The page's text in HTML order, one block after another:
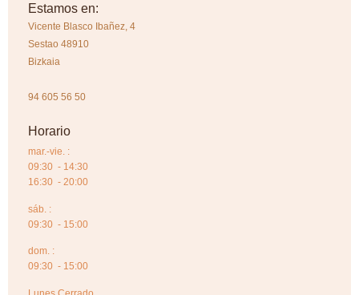
Estamos en:
Vicente Blasco Ibañez, 4
Sestao 48910
Bizkaia
94 605 56 50
Horario
mar.-vie. :
09:30 - 14:30
16:30 - 20:00
sáb. :
09:30 - 15:00
dom. :
09:30 - 15:00